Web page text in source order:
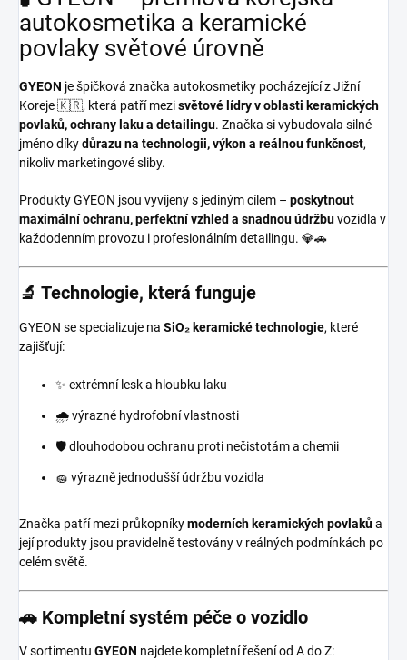
autokosmetika a keramické
povlaky světové úrovně
GYEON je špičková značka autokosmetiky pocházející z Jižní
Koreje 🇰🇷, která patří mezisvětové lídry v oblasti keramických
povlaků, ochrany laku a detailingu. Značka si vybudovala silné
jméno díkydůrazu na technologii, výkon a reálnou funkčnost,
nikoliv marketingové sliby.
Produkty GYEON jsou vyvíjeny s jediným cílem – poskytnout
maximální ochranu, perfektní vzhled a snadnou údržbuvozidla v
každodenním provozu i profesionálním detailingu. 💎🚗
🔬 Technologie, která funguje
GYEON se specializuje na SiO₂ keramické technologie, které
zajišťují:
✨ extrémní lesk a hloubku laku
🌧️ výrazné hydrofobní vlastnosti
🛡️ dlouhodobou ochranu proti nečistotám a chemii
🧽 výrazně jednodušší údržbu vozidla
Značka patří mezi průkopníkymoderních keramických povlakůa
její produkty jsou pravidelně testovány v reálných podmínkách po
celém světě.
🚗 Kompletní systém péče o vozidlo
V sortimentu GYEON najdete kompletní řešení od A do Z: